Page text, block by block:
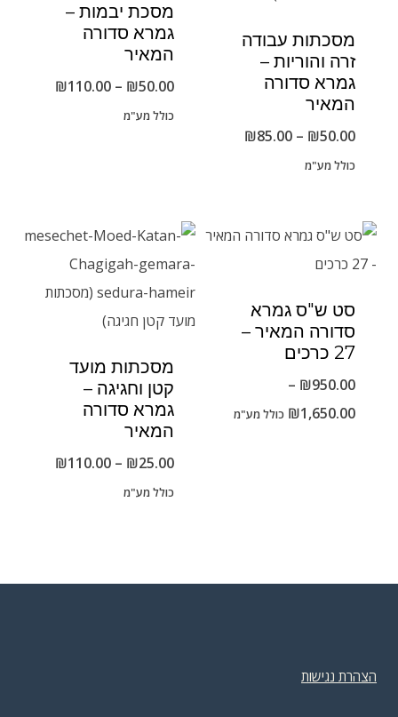
מסכתות עבודה
זרה והוריות –
גמרא סדורה
המאיר
₪50.00
–
₪85.00
כולל מע"מ
מסכת יבמות –
גמרא סדורה
המאיר
₪50.00
–
₪110.00
כולל מע"מ
סט ש"ס גמרא
סדורה המאיר –
27 כרכים
₪950.00
–
₪1,650.00
טווח
כולל מע"מ
מסכתות מועד
קטן וחגיגה –
גמרא סדורה
המאיר
₪25.00
–
₪110.00
כולל מע"מ
הצהרת נגישות